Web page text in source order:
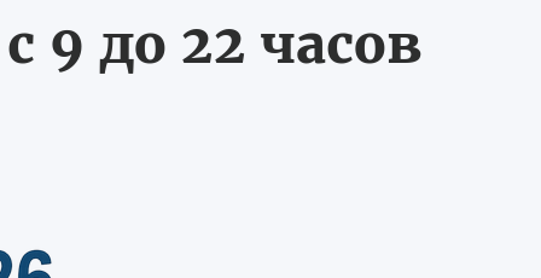
9 до 22 часов